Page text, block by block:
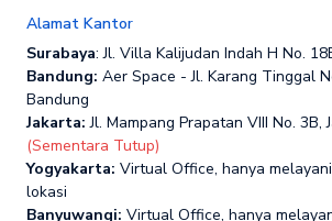
Alamat Kantor
Surabaya: Jl. Villa Kalijudan Indah H No.
Bandung: Aer Space - Jl. Karang Tinggal
Bandung
Jakarta: Jl. Mampang Prapatan VIII No. 3B,
(Sementara Tutup)
Yogyakarta: Virtual Office, hanya
lokasi
Banyuwangi: Virtual Office, hanya